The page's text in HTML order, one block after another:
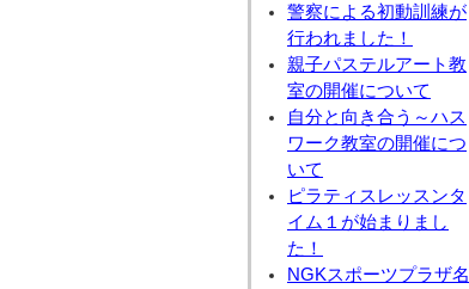
警察による初動訓練が
行われました！
親子パステルアート教
室の開催について
自分と向き合う～ハス
ワーク教室の開催につ
いて
ピラティスレッスンタ
イム１が始まりまし
た！
NGKスポーツプラザ名